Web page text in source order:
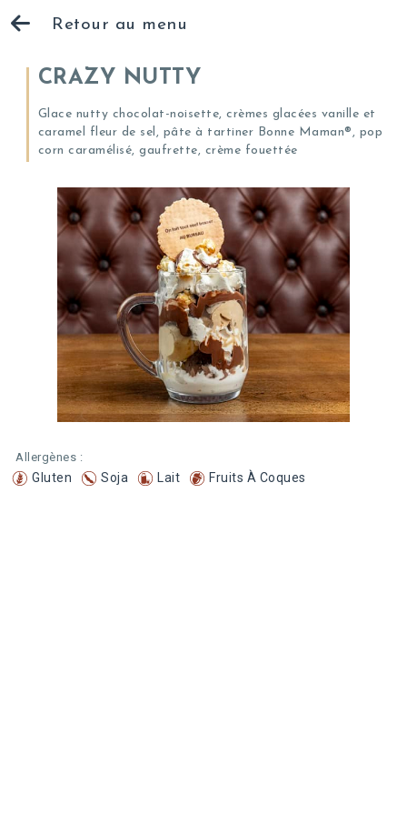
Retour au menu
CRAZY NUTTY
Glace nutty chocolat-noisette, crèmes glacées vanille et
caramel fleur de sel, pâte à tartiner Bonne Maman®, pop
corn caramélisé, gaufrette, crème fouettée
Allergènes :
Gluten Soja Lait Fruits À Coques